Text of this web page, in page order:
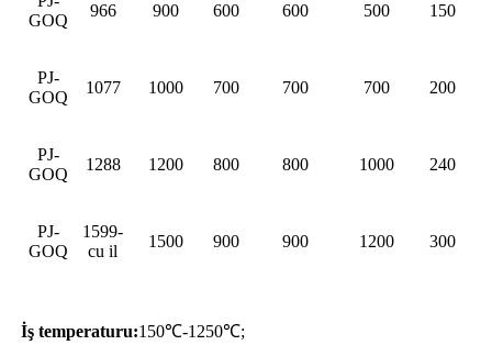
GOQ
966 900 600 600 500 150
PJ-
GOQ
1077 1000 700 700 700 200
PJ-
GOQ
1288 1200 800 800 1000 240
PJ-
GOQ
1599-
cu il
1500 900 900 1200 300
İş temperaturu:150℃-1250℃;